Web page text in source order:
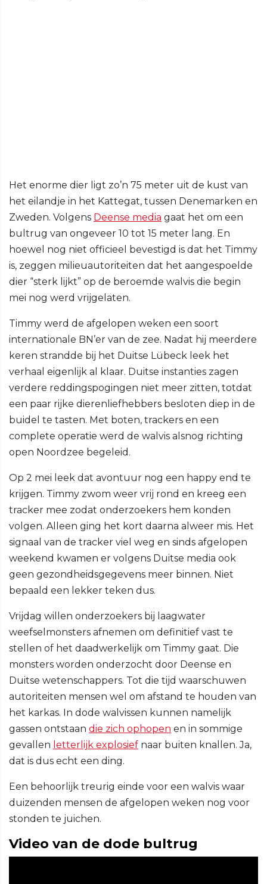
Het enorme dier ligt zo’n 75 meter uit de kust van
het eilandje in het Kattegat, tussen Denemarken en
Zweden. Volgens Deense media gaat het om een
bultrug van ongeveer 10 tot 15 meter lang. En
hoewel nog niet officieel bevestigd is dat het Timmy
is, zeggen milieuautoriteiten dat het aangespoelde
dier “sterk lijkt” op de beroemde walvis die begin
mei nog werd vrijgelaten.
Timmy werd de afgelopen weken een soort
internationale BN’er van de zee. Nadat hij meerdere
keren strandde bij het Duitse Lübeck leek het
verhaal eigenlijk al klaar. Duitse instanties zagen
verdere reddingspogingen niet meer zitten, totdat
een paar rijke dierenliefhebbers besloten diep in de
buidel te tasten. Met boten, trackers en een
complete operatie werd de walvis alsnog richting
open Noordzee begeleid.
Op 2 mei leek dat avontuur nog een happy end te
krijgen. Timmy zwom weer vrij rond en kreeg een
tracker mee zodat onderzoekers hem konden
volgen. Alleen ging het kort daarna alweer mis. Het
signaal van de tracker viel weg en sinds afgelopen
weekend kwamen er volgens Duitse media ook
geen gezondheidsgegevens meer binnen. Niet
bepaald een lekker teken dus.
Vrijdag willen onderzoekers bij laagwater
weefselmonsters afnemen om definitief vast te
stellen of het daadwerkelijk om Timmy gaat. Die
monsters worden onderzocht door Deense en
Duitse wetenschappers. Tot die tijd waarschuwen
autoriteiten mensen wel om afstand te houden van
het karkas. In dode walvissen kunnen namelijk
gassen ontstaan die zich ophopen en in sommige
gevallen letterlijk explosief naar buiten knallen. Ja,
dat is dus echt een ding.
Een behoorlijk treurig einde voor een walvis waar
duizenden mensen de afgelopen weken nog voor
stonden te juichen.
Video van de dode bultrug